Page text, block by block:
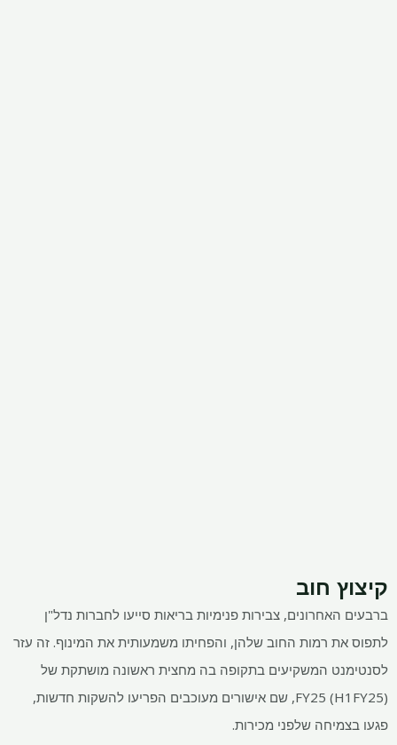
קיצוץ חוב
ברבעים האחרונים, צבירות פנימיות בריאות סייעו לחברות נדל"ן
לתפוס את רמות החוב שלהן, והפחיתו משמעותית את המינוף. זה עזר
לסנטימנט המשקיעים בתקופה בה מחצית ראשונה מושתקת של
FY25 (H1FY25), שם אישורים מעוכבים הפריעו להשקות חדשות,
פגעו בצמיחה שלפני מכירות.